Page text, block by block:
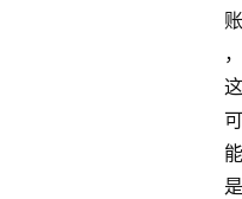
账
，
这
可
能
是